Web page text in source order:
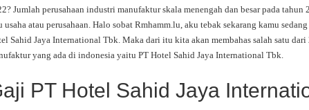
Jumlah perusahaan industri manufaktur skala menengah dan besar pada tahun
usaha atau perusahaan. Halo sobat Rmhamm.lu, aku tebak sekarang kamu
Sahid Jaya International Tbk. Maka dari itu kita akan membahas salah satu dari
yang ada di indonesia yaitu PT Hotel Sahid Jaya International Tbk.
PT Hotel Sahid Jaya